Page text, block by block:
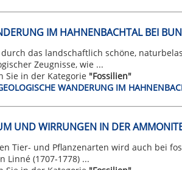
IM HAHNENBACHTAL BEI
das landschaftlich schöne,
Zeugnisse, wie ...
Sie in der Kategorie "Fossilien"
WANDERUNG IM
UND WIRRUNGEN IN DER
Tier- und Pflanzenarten wird auch bei
Linné (1707-1778) ...